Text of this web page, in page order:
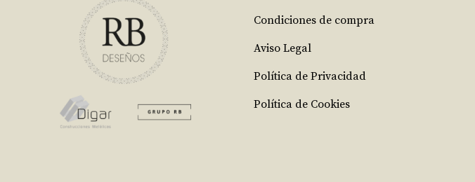
Condiciones de compra
Aviso Legal
Política de Privacidad
Política de Cookies